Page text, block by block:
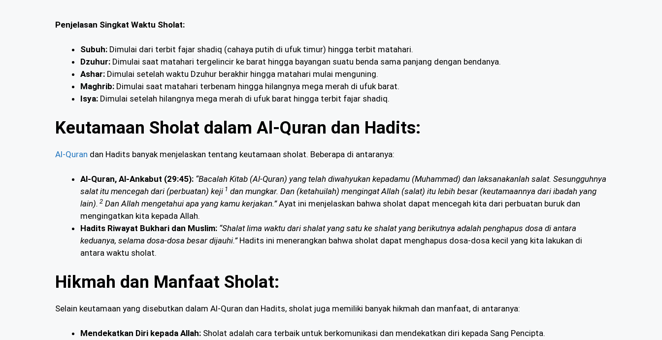
Penjelasan Singkat Waktu Sholat:
Subuh: Dimulai dari terbit fajar shadiq (cahaya putih di ufuk timur) hingga terbit matahari.
Dzuhur: Dimulai saat matahari tergelincir ke barat hingga bayangan suatu benda sama panjang dengan bendanya.
Ashar: Dimulai setelah waktu Dzuhur berakhir hingga matahari mulai menguning.
Maghrib: Dimulai saat matahari terbenam hingga hilangnya mega merah di ufuk barat.
Isya: Dimulai setelah hilangnya mega merah di ufuk barat hingga terbit fajar shadiq.
Keutamaan Sholat dalam Al-Quran dan Hadits:
Al-Quran dan Hadits banyak menjelaskan tentang keutamaan sholat. Beberapa di antaranya:
Al-Quran, Al-Ankabut (29:45): “Bacalah Kitab (Al-Quran) yang telah diwahyukan kepadamu (Muhammad) dan laksanakanlah salat. Sesungguhnya
salat itu mencegah dari (perbuatan) keji 1 dan mungkar. Dan (ketahuilah) mengingat Allah (salat) itu lebih besar (keutamaannya dari ibadah yang
lain). 2 Dan Allah mengetahui apa yang kamu kerjakan.”Ayat ini menjelaskan bahwa sholat dapat mencegah kita dari perbuatan buruk dan
mengingatkan kita kepada Allah.
Hadits Riwayat Bukhari dan Muslim: “Shalat lima waktu dari shalat yang satu ke shalat yang berikutnya adalah penghapus dosa di antara
keduanya, selama dosa-dosa besar dijauhi.”Hadits ini menerangkan bahwa sholat dapat menghapus dosa-dosa kecil yang kita lakukan di
antara waktu sholat.
Hikmah dan Manfaat Sholat:
Selain keutamaan yang disebutkan dalam Al-Quran dan Hadits, sholat juga memiliki banyak hikmah dan manfaat, di antaranya:
Mendekatkan Diri kepada Allah: Sholat adalah cara terbaik untuk berkomunikasi dan mendekatkan diri kepada Sang Pencipta.